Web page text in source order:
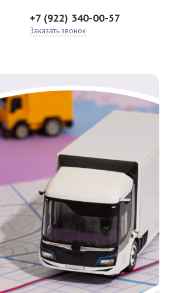
+7 (922) 340-00-57
Заказать звонок